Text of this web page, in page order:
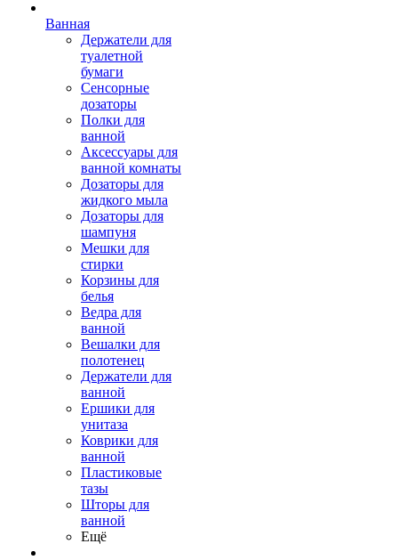
Ванная
Держатели для
туалетной
бумаги
Сенсорные
дозаторы
Полки для
ванной
Аксессуары для
ванной комнаты
Дозаторы для
жидкого мыла
Дозаторы для
шампуня
Мешки для
стирки
Корзины для
белья
Ведра для
ванной
Вешалки для
полотенец
Держатели для
ванной
Ершики для
унитаза
Коврики для
ванной
Пластиковые
тазы
Шторы для
ванной
Ещё